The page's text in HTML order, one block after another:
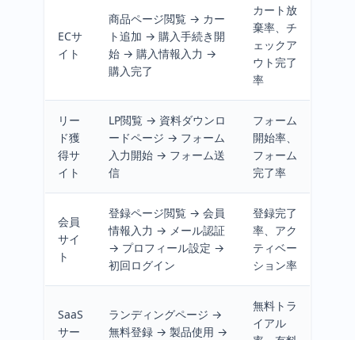
ECサ
イト
商品ページ閲覧 → カー
ト追加 → 購入手続き開
始 → 購入情報入力 →
購入完了
カート放
棄率、チ
ェックア
ウト完了
率
リー
ド獲
得サ
イト
LP閲覧 → 資料ダウンロ
ードページ → フォーム
入力開始 → フォーム送
信
フォーム
開始率、
フォーム
完了率
会員
サイ
ト
登録ページ閲覧 → 会員
情報入力 → メール認証
→ プロフィール設定 →
初回ログイン
登録完了
率、アク
ティベー
ション率
SaaS
サー
ランディングページ →
無料登録 → 製品使用 →
無料トラ
イアル